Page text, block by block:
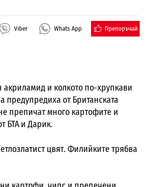
Viber Whats App Препоръчай
и колкото по-хрупкави
предупредиха от Британската
препичат много картофите и
БТА и Дарик.
цвят. Филийките трябва